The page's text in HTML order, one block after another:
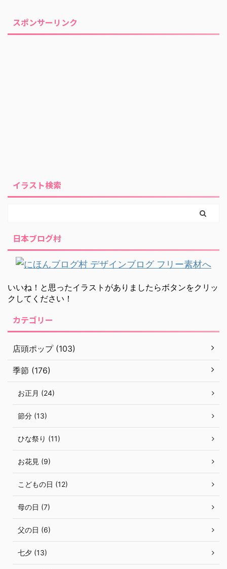
スポンサーリンク
イラスト検索
日本ブログ村
いいね！と思ったイラストがありましたらボタンをクリッ
クしてください！
カテゴリー
店頭ポップ (103)
季節 (176)
お正月 (24)
節分 (13)
ひな祭り (11)
お花見 (9)
こどもの日 (12)
母の日 (7)
父の日 (6)
七夕 (13)